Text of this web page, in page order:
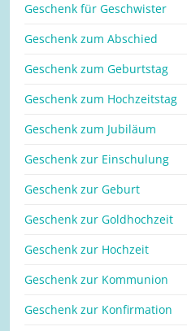
Geschenk für Geschwister
Geschenk zum Abschied
Geschenk zum Geburtstag
Geschenk zum Hochzeitstag
Geschenk zum Jubiläum
Geschenk zur Einschulung
Geschenk zur Geburt
Geschenk zur Goldhochzeit
Geschenk zur Hochzeit
Geschenk zur Kommunion
Geschenk zur Konfirmation